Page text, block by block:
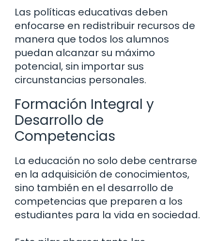
Las políticas educativas deben
enfocarse en redistribuir recursos de
manera que todos los alumnos
puedan alcanzar su máximo
potencial, sin importar sus
circunstancias personales.
Formación Integral y
Desarrollo de
Competencias
La educación no solo debe centrarse
en la adquisición de conocimientos,
sino también en el desarrollo de
competencias que preparen a los
estudiantes para la vida en sociedad.